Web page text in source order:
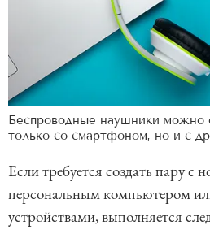
Беспроводные наушники можно
только со смартфоном, но и с
Если требуется создать пару с
персональным компьютером
устройствами, выполняется